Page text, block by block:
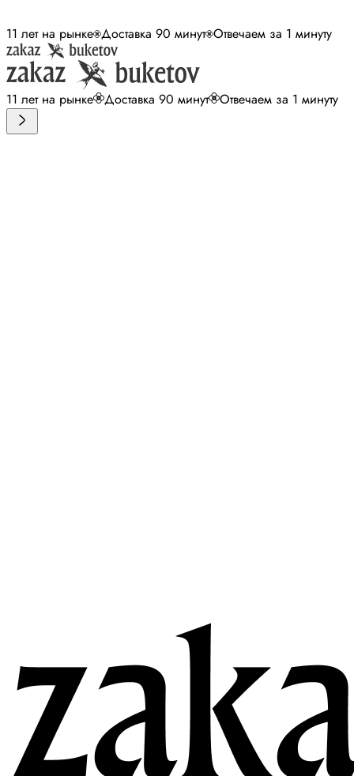
11 лет на рынке Доставка 90 минут Отвечаем за 1 минуту
11 лет на рынке Доставка 90 минут Отвечаем за 1 минуту